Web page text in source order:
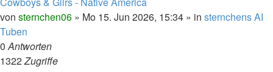
von sternchen06 » Mo 15. Jun 2026, 15:34 » in sternchens AI
Tuben
0Antworten
1322Zugriffe